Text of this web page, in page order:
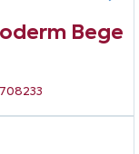
Bege